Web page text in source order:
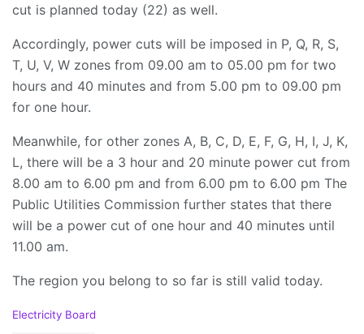
cut is planned today (22) as well.
Accordingly, power cuts will be imposed in P, Q, R, S,
T, U, V, W zones from 09.00 am to 05.00 pm for two
hours and 40 minutes and from 5.00 pm to 09.00 pm
for one hour.
Meanwhile, for other zones A, B, C, D, E, F, G, H, I, J, K,
L, there will be a 3 hour and 20 minute power cut from
8.00 am to 6.00 pm and from 6.00 pm to 6.00 pm The
Public Utilities Commission further states that there
will be a power cut of one hour and 40 minutes until
11.00 am.
The region you belong to so far is still valid today.
C
Electricity Board